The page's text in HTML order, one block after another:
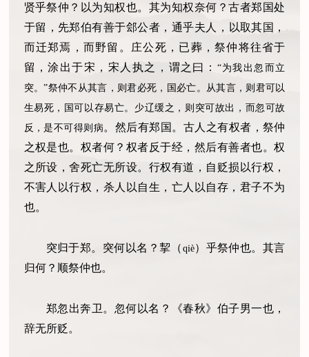
贤乎祭仲？以为知权也。其为知权奈何？古者郑国处
于留 ， 先郑伯有善于郐公者，通乎夫人 ，
以取其国，
而迁郑焉，而野留。庄公死 ， 已葬，祭仲将往省于
留，涂出于宋，宋人执之
， 谓之曰： “为我出忽而立
突。”祭仲不从其言，则君必死，国必亡。从其言，则君可以
生易死，国可以存易亡。少辽缓之，则突可故出，而忽可故
反，是不可得则病 。 然后有郑国。古人之有权者，祭仲
之权是也。权者何？权者反于经，然后有善者也。权
之所设，舍死亡无所设。行权有道，自贬损以行权，
不害人以行权，杀人以自生，亡人以自存，君子不为
也。
突归于郑。突何以名？挈 （ qiè） 乎祭仲也。其言
归何？顺祭仲也。
郑忽出奔卫。忽何以名？《春秋》伯子男一也，
辞无所贬。